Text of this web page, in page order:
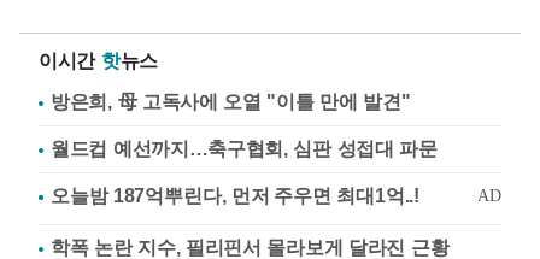
이시간 핫뉴스
방은희, 母 고독사에 오열 "이틀 만에 발견"
월드컵 예선까지…축구협회, 심판 성접대 파문
학폭 논란 지수, 필리핀서 몰라보게 달라진 근황